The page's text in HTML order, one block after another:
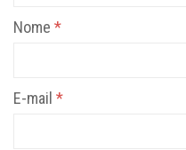
Nome *
E-mail *